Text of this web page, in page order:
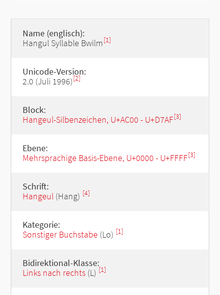
Name (englisch):
Hangul Syllable Bwilm [1]
Unicode-Version:
2.0 (Juli 1996)[2]
Block:
Hangeul-Silbenzeichen, U+AC00 - U+D7AF[3]
Ebene:
Mehrsprachige Basis-Ebene, U+0000 - U+FFFF[3]
Schrift:
Hangeul(Hang) [4]
Kategorie:
Sonstiger Buchstabe (Lo) [1]
Bidirektional-Klasse:
Links nach rechts(L) [1]